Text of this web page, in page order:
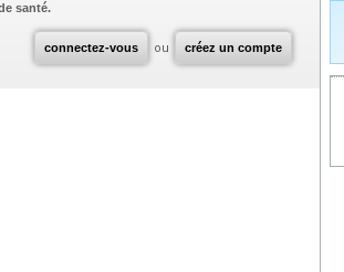
connectez-vous ou créez un compte
santé.